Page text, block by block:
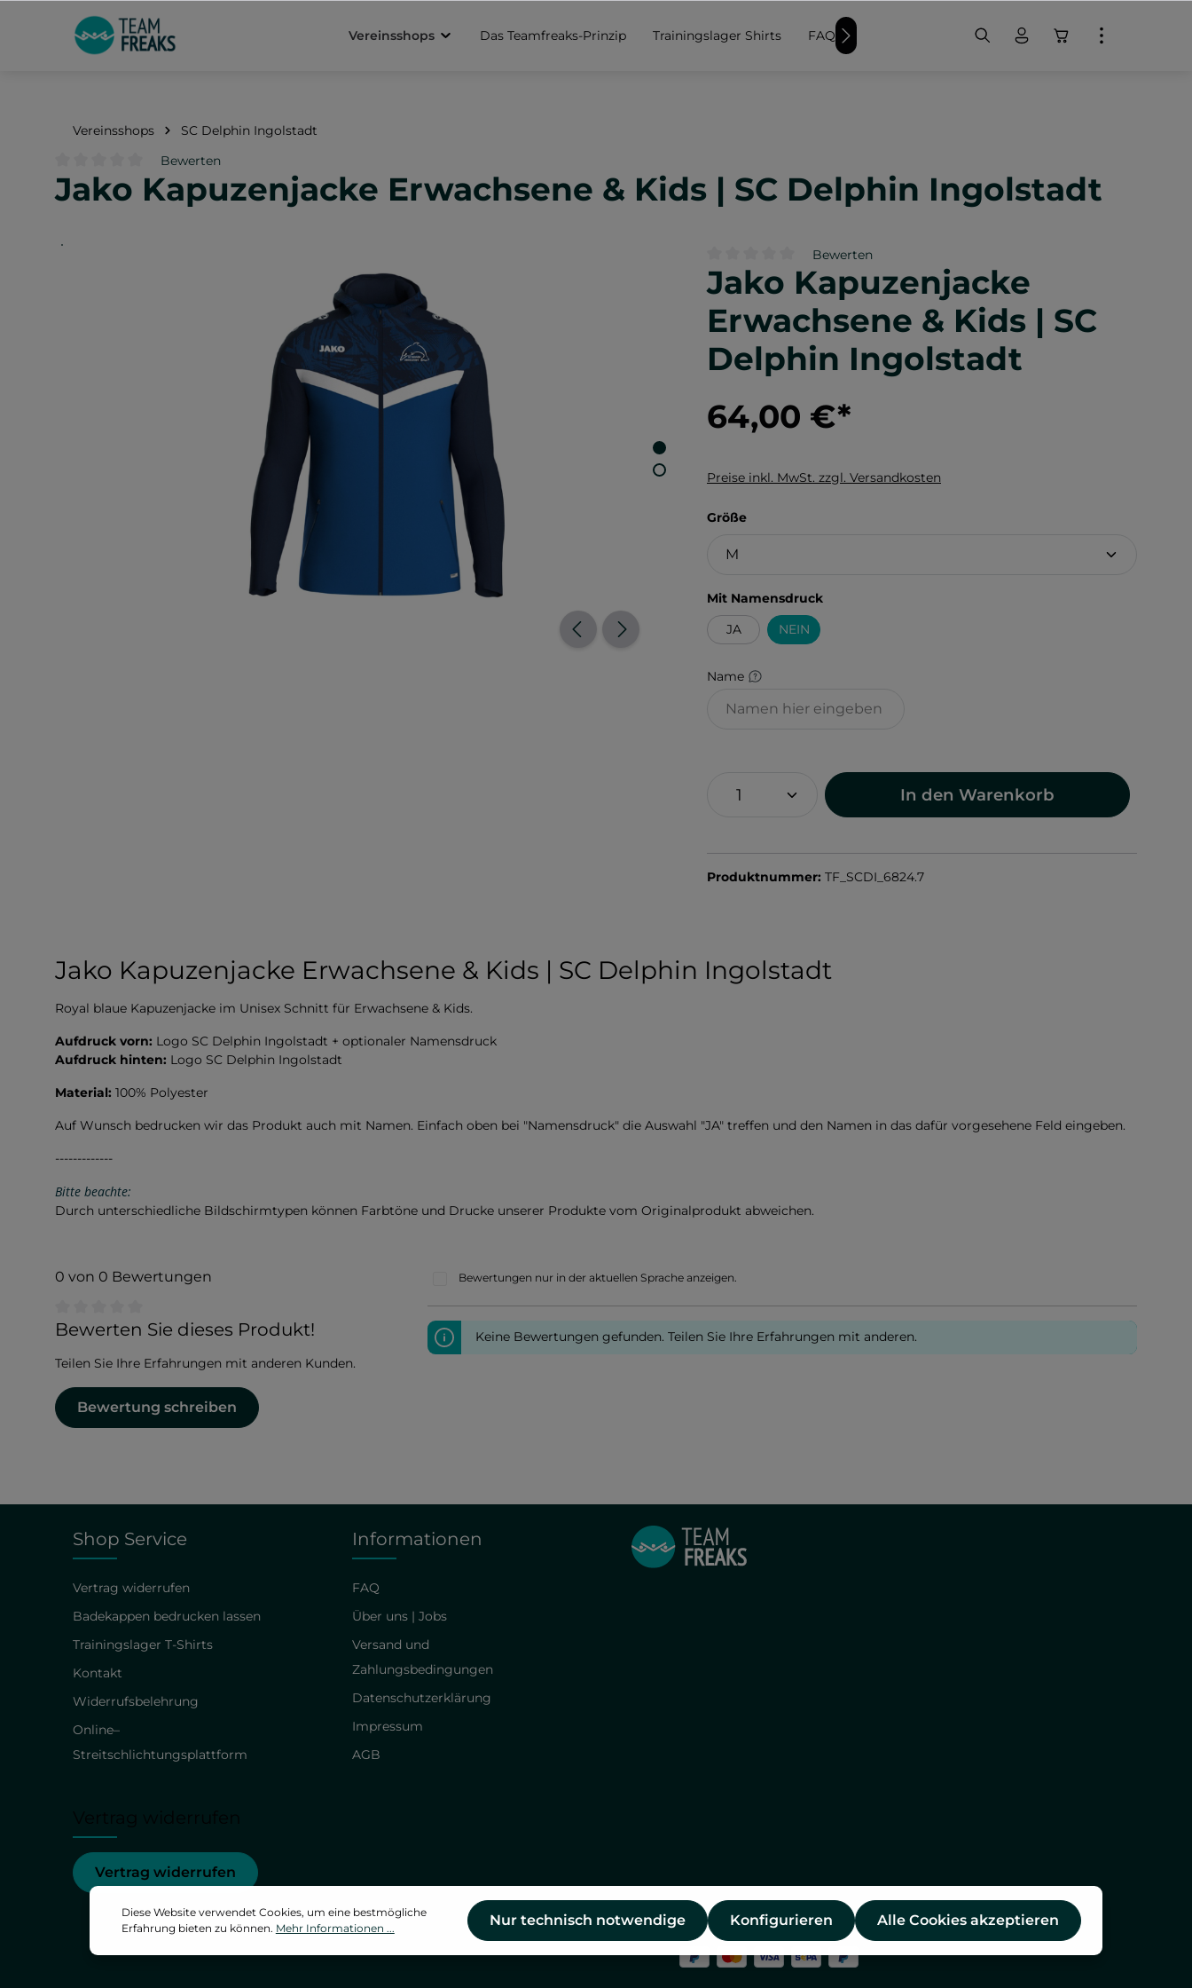
Zur Hauptnavigation springen
Vereinsshops
Das Teamfreaks-Prinzip Trainingslager Shirts FAQ Weitere Schwimmer-Produkte Badekappen
Vereinsshops SC Delphin Ingolstadt
Durchschnittliche Bewertung von 0 von 5 Sternen
Bewerten
Jako Kapuzenjacke Erwachsene & Kids | SC Delphin Ingolstadt
Durchschnittliche Bewertung von 0 von 5 Sternen
Bewerten
Jako Kapuzenjacke
Erwachsene & Kids | SC
Delphin Ingolstadt
64,00 €*
Preise inkl. MwSt. zzgl. Versandkosten
Größeauswählen
Mit Namensdruckauswählen
JA
NEIN
Name
In den Warenkorb
Produktnummer: TF_SCDI_6824.7
Jako Kapuzenjacke Erwachsene & Kids | SC Delphin Ingolstadt
Royal blaue Kapuzenjacke im Unisex Schnitt für Erwachsene & Kids.
Aufdruck vorn: Logo SC Delphin Ingolstadt + optionaler Namensdruck
Aufdruck hinten: Logo SC Delphin Ingolstadt
Material: 100% Polyester
Auf Wunsch bedrucken wir das Produkt auch mit Namen. Einfach oben bei "Namensdruck" die Auswahl "JA" treffen und den Namen in das dafür vorgesehene Feld eingeben.
-------------
Bitte beachte:
Durch unterschiedliche Bildschirmtypen können Farbtöne und Drucke unserer Produkte vom Originalprodukt abweichen.
0 von 0 Bewertungen
Durchschnittliche Bewertung von 0 von 5 Sternen
Bewerten Sie dieses Produkt!
Teilen Sie Ihre Erfahrungen mit anderen Kunden.
Bewertung schreiben
Bewertungen nur in der aktuellen Sprache anzeigen.
Keine Bewertungen gefunden. Teilen Sie Ihre Erfahrungen mit anderen.
Vertrag widerrufen
Shop Service
Vertrag widerrufen
Badekappen bedrucken lassen
Trainingslager T-Shirts
Kontakt
Widerrufsbelehrung
Online–
Streitschlichtungsplattform
Informationen
FAQ
Über uns | Jobs
Versand und
Zahlungsbedingungen
Datenschutzerklärung
Impressum
AGB
Diese Website verwendet Cookies, um eine bestmögliche
Erfahrung bieten zu können. Mehr Informationen ... Nur technisch notwendige Konfigurieren Alle Cookies akzeptieren